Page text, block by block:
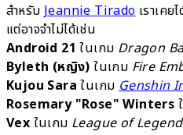
สำหรับ Jeannie Tirado เราเคย
แต่อาจจำไม่ได้เช่น
Android 21 ในเกม Dragon
Byleth (หญิง) ในเกม Fire
Kujou Sara ในเกม Genshin
Rosemary "Rose" Winters
Vex ในเกม League of